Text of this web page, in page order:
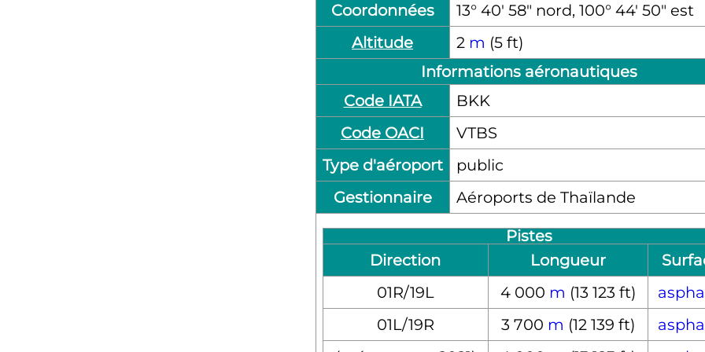
Coordonnées
13° 40′ 58″ nord, 100° 44′ 50″ est
Altitude
2 m (5 ft)
Informations aéronautiques
Code IATA
BKK
Code OACI
VTBS
Type d'aéroport
public
Gestionnaire
Aéroports de Thaïlande
Pistes
Direction
Longueur
01R/19L
4 000 m (13 123 ft)
01L/19R
3 700 m (12 139 ft)